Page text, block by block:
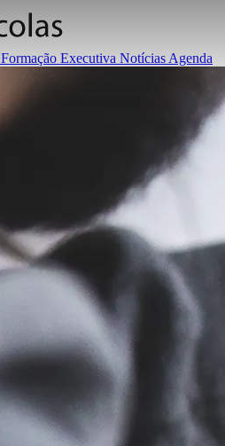
Formação Executiva Notícias Agenda